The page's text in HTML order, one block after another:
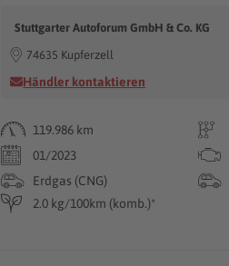
Stuttgarter Autoforum GmbH & Co. KG
74635 Kupferzell
Händler kontaktieren
119.986 km
01/2023
Erdgas (CNG)
2.0 kg/100km (komb.)*